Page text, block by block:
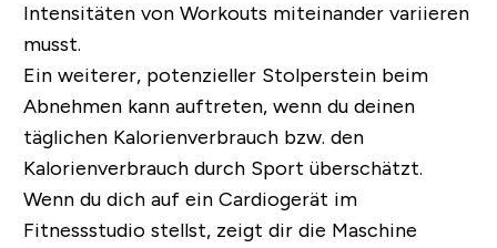
Intensitäten von Workouts miteinander variieren
musst.
Ein weiterer, potenzieller Stolperstein beim
Abnehmen kann auftreten, wenn du deinen
täglichen Kalorienverbrauch bzw. den
Kalorienverbrauch durch Sport überschätzt.
Wenn du dich auf ein Cardiogerät im
Fitnessstudio stellst, zeigt dir die Maschine